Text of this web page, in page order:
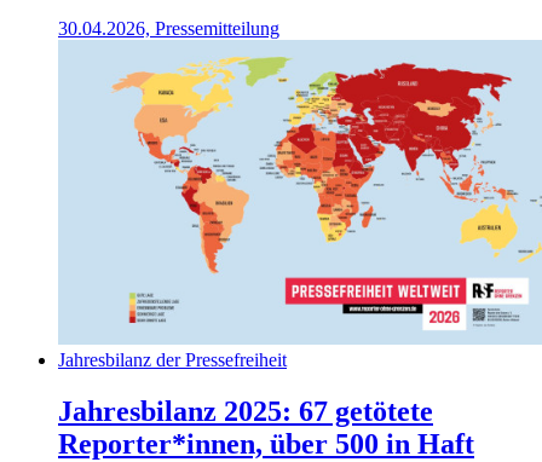
30.04.2026, Pressemitteilung
Jahresbilanz der Pressefreiheit
Jahresbilanz 2025: 67 getötete
Reporter*innen, über 500 in Haft